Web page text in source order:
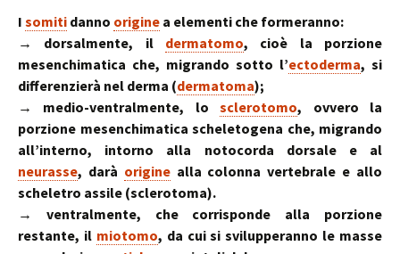
I somiti danno origine a elementi che formeranno:
→ dorsalmente, il dermatomo, cioè la porzione
mesenchimatica che, migrando sotto l’ectoderma, si
differenzierà nel derma (dermatoma);
→ medio-ventralmente, losclerotomo, ovvero la
porzione mesenchimatica scheletogena che, migrando
all’interno, intorno alla notocorda dorsale e al
neurasse, darà originealla colonna vertebrale e allo
scheletro assile (sclerotoma).
→ ventralmente, che corrisponde alla porzione
restante, il miotomo, da cui si svilupperanno le masse